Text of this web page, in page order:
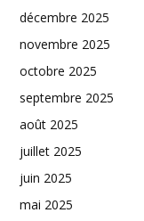
décembre 2025
novembre 2025
octobre 2025
septembre 2025
août 2025
juillet 2025
juin 2025
mai 2025